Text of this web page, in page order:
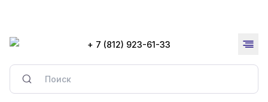
+ 7 (812) 923-61-33